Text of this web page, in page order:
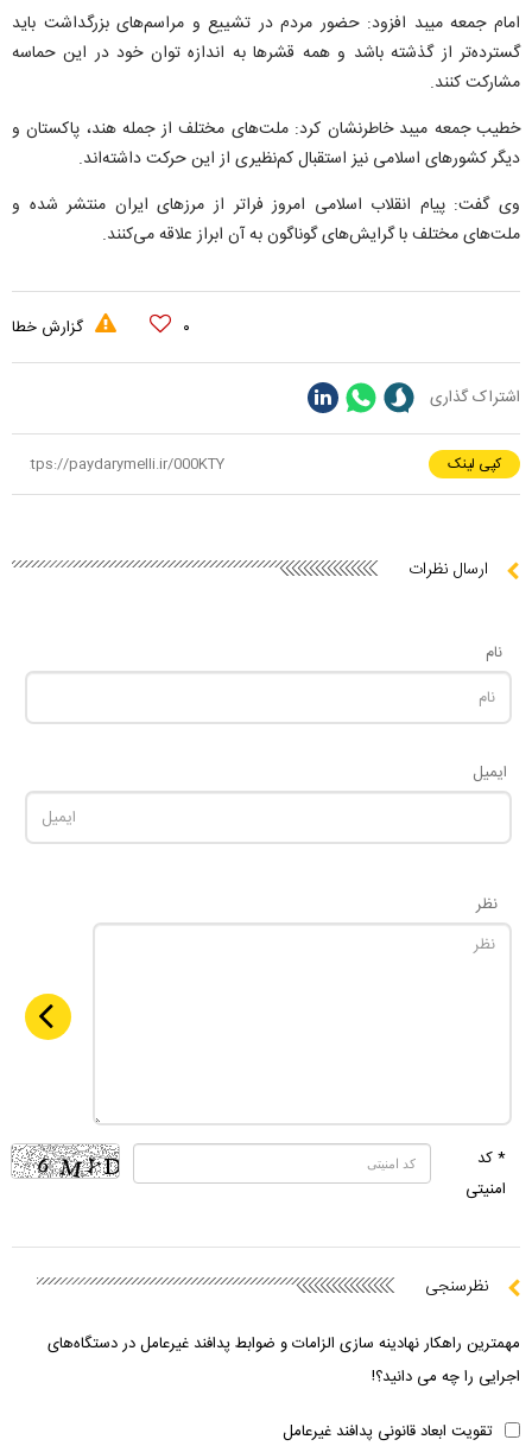
امام جمعه میبد افزود: حضور مردم در تشییع و مراسم‌های بزرگداشت باید
گسترده‌تر از گذشته باشد و همه قشر‌ها به اندازه توان خود در این حماسه
مشارکت کنند.
خطیب جمعه میبد خاطرنشان کرد: ملت‌های مختلف از جمله هند، پاکستان و
دیگر کشور‌های اسلامی نیز استقبال کم‌نظیری از این حرکت داشته‌اند.
وی گفت: پیام انقلاب اسلامی امروز فراتر از مرز‌های ایران منتشر شده و
ملت‌های مختلف با گرایش‌های گوناگون به آن ابراز علاقه می‌کنند.
۰ گزارش خطا
اشتراک گذاری
کپی لینک
ارسال نظرات
نام
ایمیل
نظر
* کد
امنیتی
نظرسنجی
مهمترین راهکار نهادینه سازی الزامات و ضوابط پدافند غیرعامل در دستگاه‌های
اجرایی را چه می دانید؟!
تقویت ابعاد قانونی پدافند غیرعامل